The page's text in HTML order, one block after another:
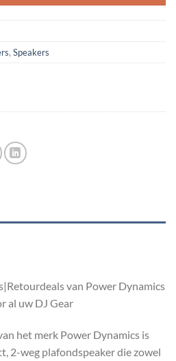
, Speakers
van Power Dynamics
al uw DJ Gear
het merk Power Dynamics is
2-weg plafondspeaker die zowel